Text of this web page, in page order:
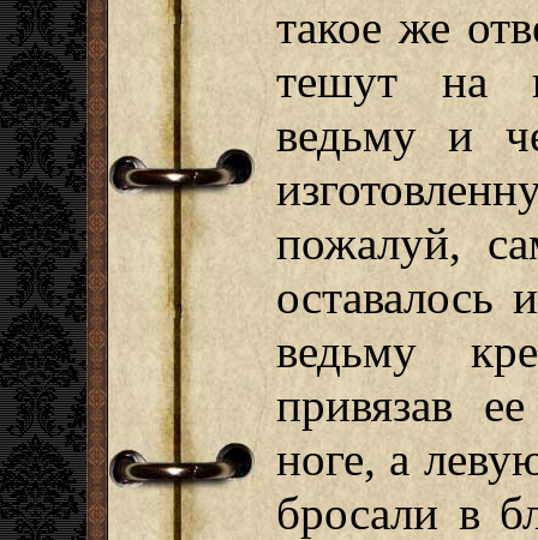
такое же
тешут на
ведьму и
пожалуй,
оставалось
ведьму
привязав
ноге, а
бросали в